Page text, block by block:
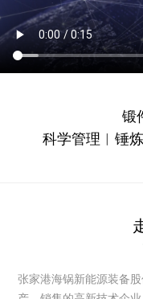
锻
科学管理︱锤
张家港海锅新能源装备